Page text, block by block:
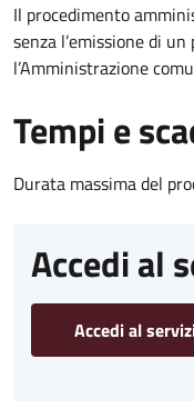
Il procedimento
senza l’emissione di
l’Amministrazione
Tempi e
Durata massima del
Accedi al
Accedi al